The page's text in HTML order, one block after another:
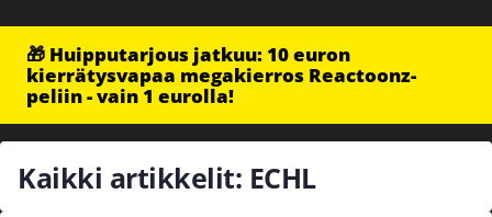
🎁 Huipputarjous jatkuu: 10 euron
kierrätysvapaa megakierros Reactoonz-
peliin - vain 1 eurolla!
Kaikki artikkelit: ECHL